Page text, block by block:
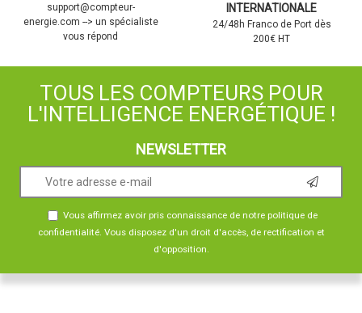
support@compteur-
energie.com --> un spécialiste
vous répond
INTERNATIONALE
24/48h Franco de Port dès
200€ HT
TOUS LES COMPTEURS POUR
L'INTELLIGENCE ENERGÉTIQUE !
NEWSLETTER
Vous affirmez avoir pris connaissance de notre politique de
confidentialité. Vous disposez d'un droit d'accès, de rectification et
d'opposition.